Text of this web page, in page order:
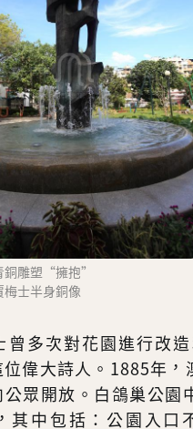
雕塑“擁抱”
士半身銅像
曾多次對花園進行改
偉大詩人。1885年
公眾開放。白鴿巢公園
其中包括：公園入